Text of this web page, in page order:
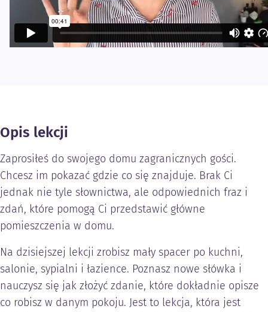
Opis lekcji
Zaprosiłeś do swojego domu zagranicznych gości.
Chcesz im pokazać gdzie co się znajduje. Brak Ci
jednak nie tyle słownictwa, ale odpowiednich fraz i
zdań, które pomogą Ci przedstawić główne
pomieszczenia w domu.
Na dzisiejszej lekcji zrobisz mały spacer po kuchni,
salonie, sypialni i łazience. Poznasz nowe słówka i
nauczysz się jak złożyć zdanie, które dokładnie opisze
co robisz w danym pokoju. Jest to lekcja, która jest